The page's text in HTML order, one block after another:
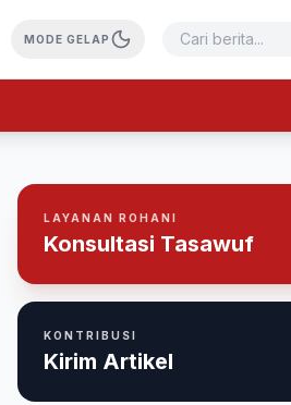
MODE GELAP
LAYANAN ROHANI
Konsultasi Tasawuf
KONTRIBUSI
Kirim Artikel